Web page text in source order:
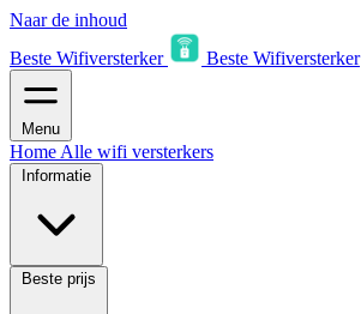
Naar de inhoud
Beste Wifiversterker
Beste Wifiversterker
Menu
Home Alle wifi versterkers
Informatie
Beste prijs